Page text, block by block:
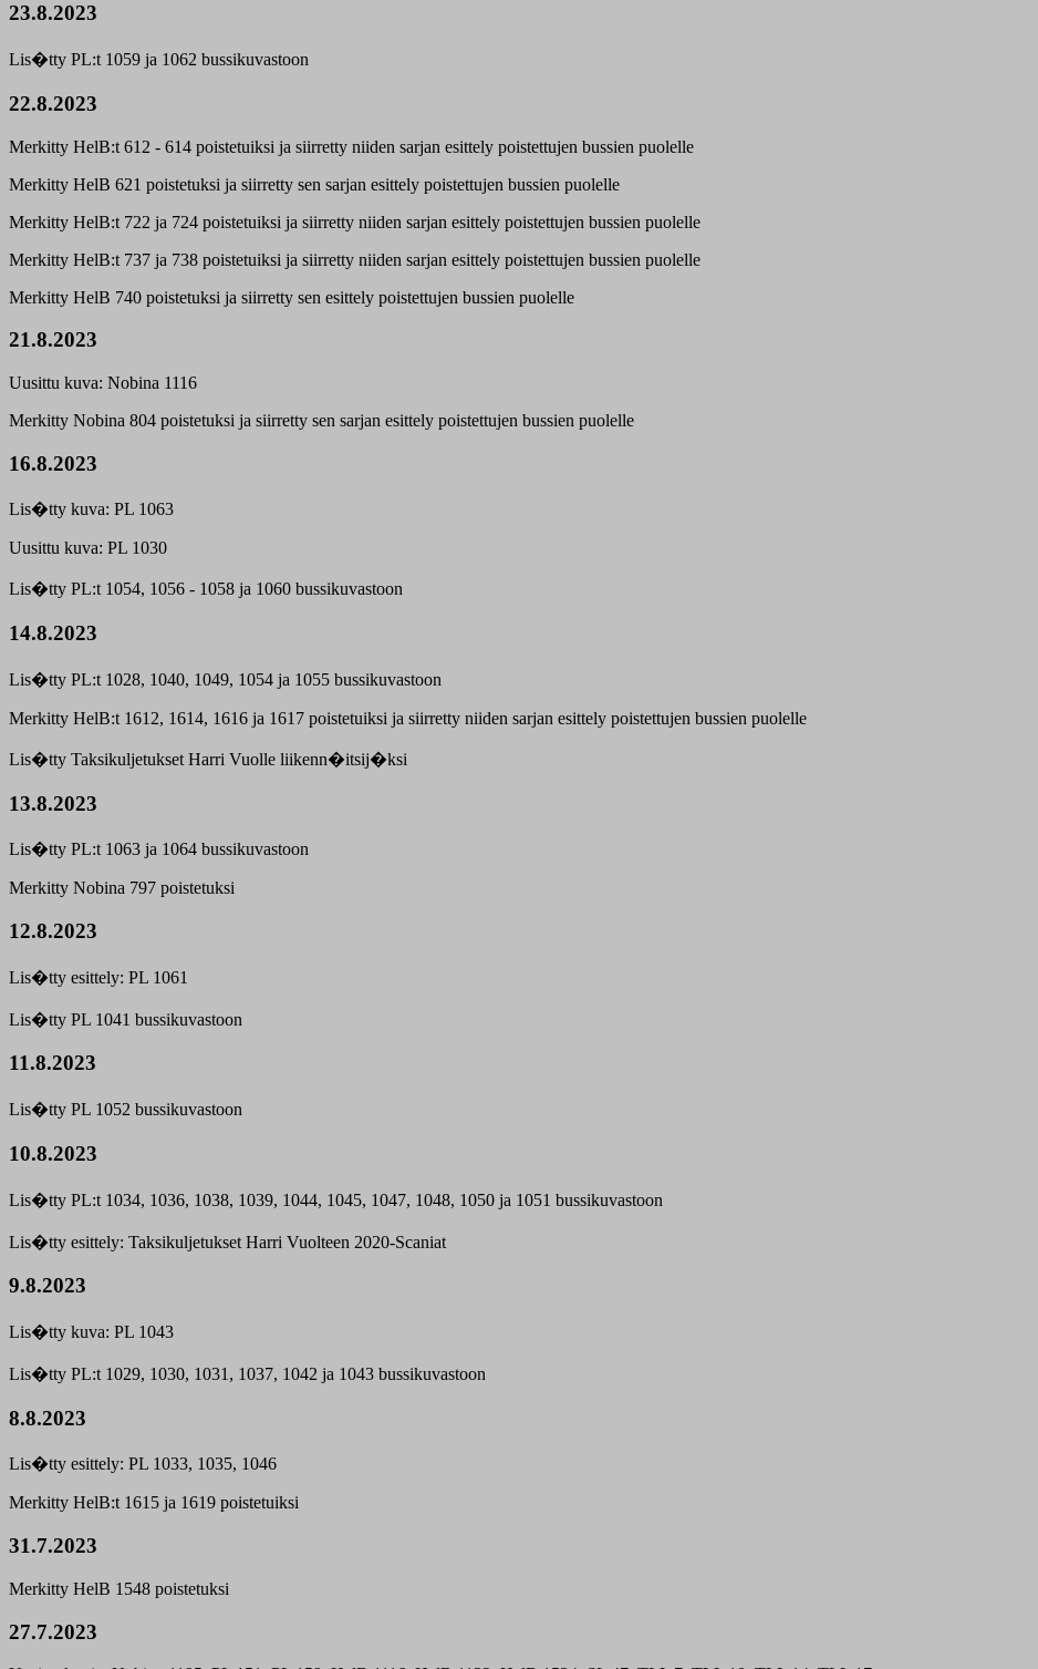
23.8.2023
Lis�tty PL:t 1059 ja 1062 bussikuvastoon
22.8.2023
Merkitty HelB:t 612 - 614 poistetuiksi ja siirretty niiden sarjan esittely poistettujen bussien puolelle
Merkitty HelB 621 poistetuksi ja siirretty sen sarjan esittely poistettujen bussien puolelle
Merkitty HelB:t 722 ja 724 poistetuiksi ja siirretty niiden sarjan esittely poistettujen bussien puolelle
Merkitty HelB:t 737 ja 738 poistetuiksi ja siirretty niiden sarjan esittely poistettujen bussien puolelle
Merkitty HelB 740 poistetuksi ja siirretty sen esittely poistettujen bussien puolelle
21.8.2023
Uusittu kuva: Nobina 1116
Merkitty Nobina 804 poistetuksi ja siirretty sen sarjan esittely poistettujen bussien puolelle
16.8.2023
Lis�tty kuva: PL 1063
Uusittu kuva: PL 1030
Lis�tty PL:t 1054, 1056 - 1058 ja 1060 bussikuvastoon
14.8.2023
Lis�tty PL:t 1028, 1040, 1049, 1054 ja 1055 bussikuvastoon
Merkitty HelB:t 1612, 1614, 1616 ja 1617 poistetuiksi ja siirretty niiden sarjan esittely poistettujen bussien puolelle
Lis�tty Taksikuljetukset Harri Vuolle liikenn�itsij�ksi
13.8.2023
Lis�tty PL:t 1063 ja 1064 bussikuvastoon
Merkitty Nobina 797 poistetuksi
12.8.2023
Lis�tty esittely: PL 1061
Lis�tty PL 1041 bussikuvastoon
11.8.2023
Lis�tty PL 1052 bussikuvastoon
10.8.2023
Lis�tty PL:t 1034, 1036, 1038, 1039, 1044, 1045, 1047, 1048, 1050 ja 1051 bussikuvastoon
Lis�tty esittely: Taksikuljetukset Harri Vuolteen 2020-Scaniat
9.8.2023
Lis�tty kuva: PL 1043
Lis�tty PL:t 1029, 1030, 1031, 1037, 1042 ja 1043 bussikuvastoon
8.8.2023
Lis�tty esittely: PL 1033, 1035, 1046
Merkitty HelB:t 1615 ja 1619 poistetuiksi
31.7.2023
Merkitty HelB 1548 poistetuksi
27.7.2023